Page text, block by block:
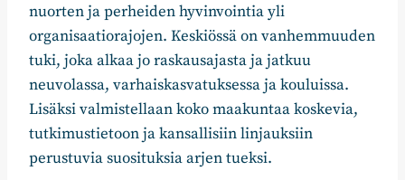
nuorten ja perheiden hyvinvointia yli
organisaatiorajojen. Keskiössä on vanhemmuuden
tuki, joka alkaa jo raskausajasta ja jatkuu
neuvolassa, varhaiskasvatuksessa ja kouluissa.
Lisäksi valmistellaan koko maakuntaa koskevia,
tutkimustietoon ja kansallisiin linjauksiin
perustuvia suosituksia arjen tueksi.